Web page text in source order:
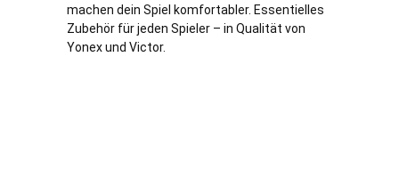
machen dein Spiel komfortabler. Essentielles
Zubehör für jeden Spieler – in Qualität von
Yonex und Victor.